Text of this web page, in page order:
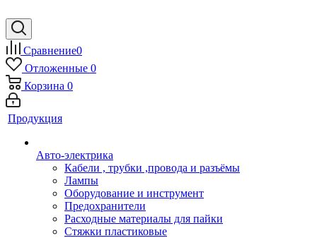
Сравнение0
Отложенные 0
Корзина 0
Продукция
Авто-электрика
Кабели , трубки ,провода и разъёмы
Лампы
Оборудование и инструмент
Предохранители
Расходные материалы для пайки
Стяжки пластиковые